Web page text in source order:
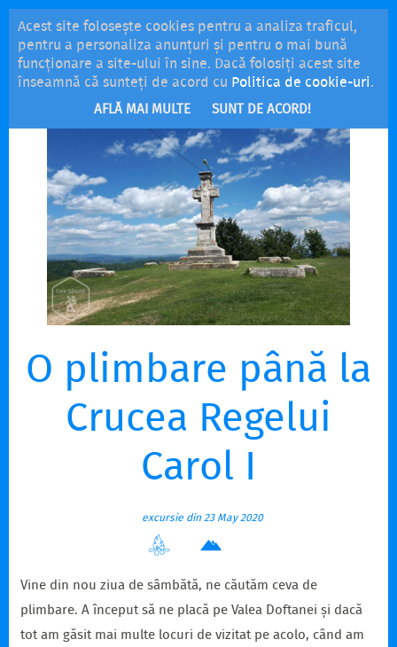
Acest site folosește cookies pentru a analiza traficul,
pentru a personaliza anunțuri și pentru o mai bună
funcționare a site-ului în sine. Dacă folosiți acest site
înseamnă că sunteți de acord cu Politica de cookie-uri.
AFLĂ MAI MULTE SUNT DE ACORD!
MENU
O plimbare până la
Crucea Regelui
Carol I
excursie din 23 May 2020
Vine din nou ziua de sâmbătă, ne căutăm ceva de
plimbare. A început să ne placă pe Valea Doftanei și dacă
tot am găsit mai multe locuri de vizitat pe acolo, când am